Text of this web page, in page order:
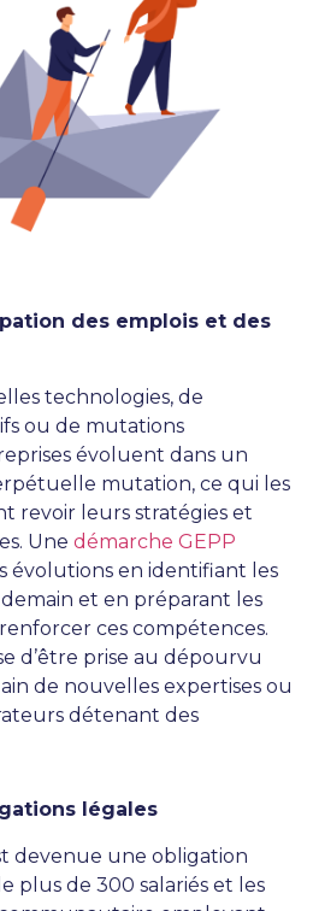
des emplois et des
technologies, de
ou de mutations
évoluent dans un
mutation, ce qui les
revoir leurs stratégies et
Une démarche GEPP
évolutions en identifiant les
et en préparant les
ces compétences.
d’être prise au dépourvu
de nouvelles expertises ou
détenant des
légales
devenue une obligation
plus de 300 salariés et les